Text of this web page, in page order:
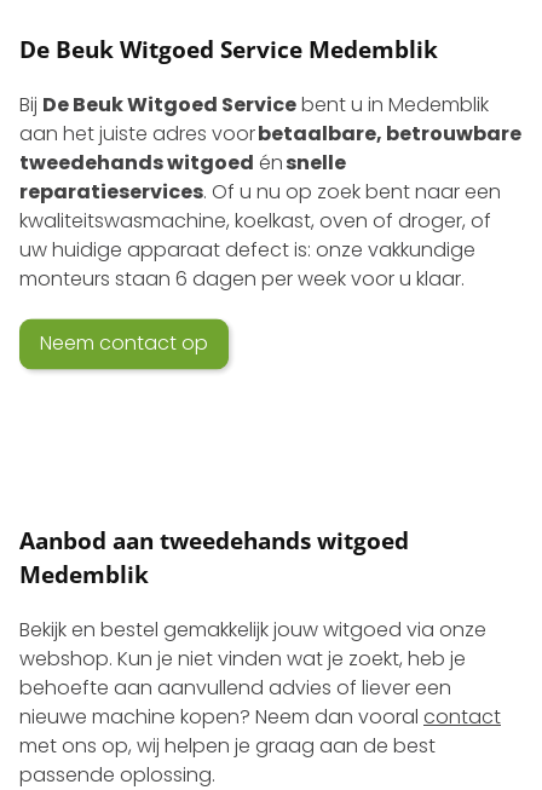
De Beuk Witgoed Service Medemblik
Bij De Beuk Witgoed Servicebent u in Medemblik
aan het juiste adres voorbetaalbare, betrouwbare
tweedehands witgoed énsnelle
reparatieservices. Of u nu op zoek bent naar een
kwaliteits­wasmachine, koelkast, oven of droger, of
uw huidige apparaat defect is: onze vakkundige
monteurs staan 6 dagen per week voor u klaar.
Neem contact op
Aanbod aan tweedehands witgoed
Medemblik
Bekijk en bestel gemakkelijk jouw witgoed via onze
webshop. Kun je niet vinden wat je zoekt, heb je
behoefte aan aanvullend advies of liever een
nieuwe machine kopen? Neem dan vooral contact
met ons op, wij helpen je graag aan de best
passende oplossing.